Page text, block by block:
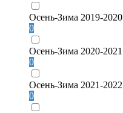
Осень-Зима 2019-2020
0
Осень-Зима 2020-2021
0
Осень-Зима 2021-2022
0